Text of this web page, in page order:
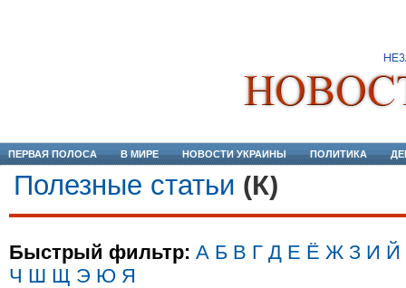
ПЕРВАЯ ПОЛОСА В МИРЕ НОВОСТИ УКРАИНЫ ПОЛИТИКА
Полезные статьи (К)
Быстрый фильтр: А Б В Г Д Е Ё Ж З И Й
Ч Ш Щ Э Ю Я